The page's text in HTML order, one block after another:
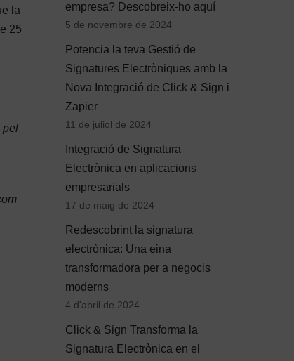
la
25
pel
empresa? Descobreix-ho aquí
5 de novembre de 2024
Potencia la teva Gestió de
Signatures Electròniques amb la
Nova Integració de Click & Sign i
Zapier
11 de juliol de 2024
Integració de Signatura
Electrònica en aplicacions
empresarials
17 de maig de 2024
Redescobrint la signatura
electrònica: Una eina
transformadora per a negocis
moderns
4 d'abril de 2024
Click & Sign Transforma la
Signatura Electrònica en el